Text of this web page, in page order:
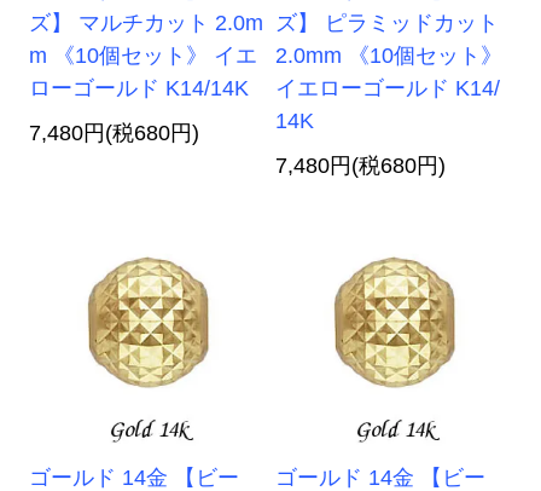
ズ】 マルチカット 2.0m
m 《10個セット》 イエ
ローゴールド K14/14K
7,480円(税680円)
ズ】 ピラミッドカット
2.0mm 《10個セット》
イエローゴールド K14/
14K
7,480円(税680円)
ゴールド 14金 【ビー
ゴールド 14金 【ビー